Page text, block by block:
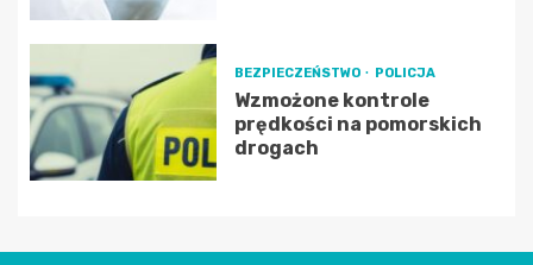
BEZPIECZEŃSTWO POLICJA
Wzmożone kontrole
prędkości na pomorskich
drogach